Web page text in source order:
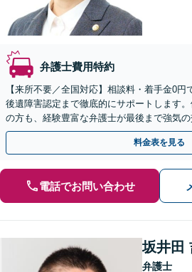
弁護士費用特約
【来所不要／全国対応】相談料・着手金0円
後遺障害認定まで徹底的にサポートします
の方も、経験豊富な弁護士が最後まで強気
13拠点】お気軽にご相談ください。
料金表を見る
電話でお問い合わせ
坂井田
弁護士